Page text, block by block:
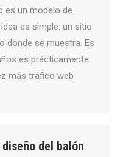
es un modelo de
es simple: un sitio
donde se muestra. Es
es prácticamente
más tráfico web
del balón